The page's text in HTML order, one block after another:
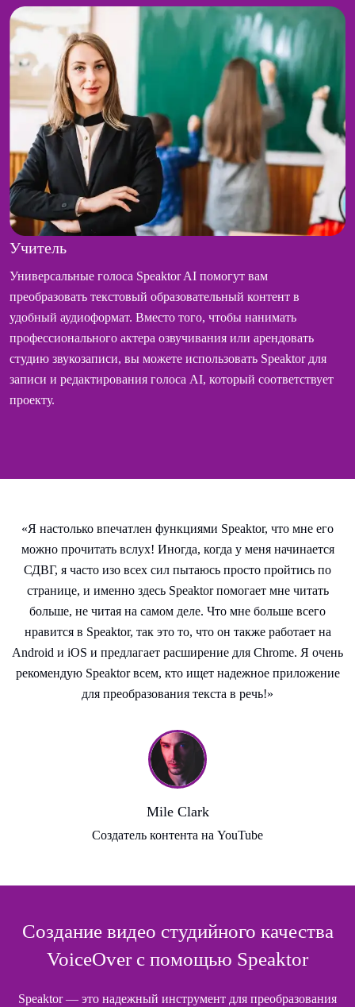
Учитель
Универсальные голоса Speaktor AI помогут вам
преобразовать текстовый образовательный контент в
удобный аудиоформат. Вместо того, чтобы нанимать
профессионального актера озвучивания или арендовать
студию звукозаписи, вы можете использовать Speaktor для
записи и редактирования голоса AI, который соответствует
проекту.
«Я настолько впечатлен функциями Speaktor, что мне его
можно прочитать вслух! Иногда, когда у меня начинается
СДВГ, я часто изо всех сил пытаюсь просто пройтись по
странице, и именно здесь Speaktor помогает мне читать
больше, не читая на самом деле. Что мне больше всего
нравится в Speaktor, так это то, что он также работает на
Android и iOS и предлагает расширение для Chrome. Я очень
рекомендую Speaktor всем, кто ищет надежное приложение
для преобразования текста в речь!»
Mile Clark
Создатель контента на YouTube
Создание видео студийного качества
VoiceOver с помощью Speaktor
Speaktor — это надежный инструмент для преобразования